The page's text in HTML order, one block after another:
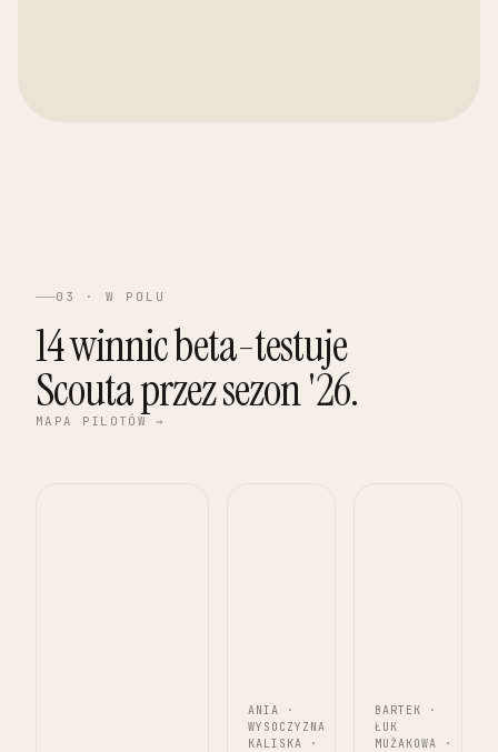
03 · W POLU
14 winnic beta-testuje
Scouta przez sezon '26.
MAPA PILOTÓW →
ANIA ·
WYSOCZYZNA
KALISKA ·
BARTEK ·
ŁUK
MUŻAKOWA ·